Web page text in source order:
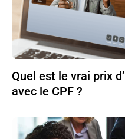
Quel est le vrai prix
avec le CPF ?